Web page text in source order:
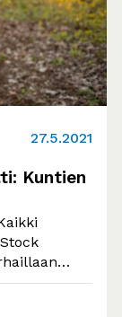
27.5.2021
Kuntien